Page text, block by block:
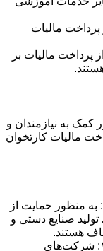
مالیات
پرداخت مالیات بر
به نیازمندان و
مالیات کارتخوان
منظور حمایت از
تولید صنایع دستی و
هستند.
شرکت‌های دانش‌بنیان نوع ۱ با سطح فناوری ۱: شرکت‌های